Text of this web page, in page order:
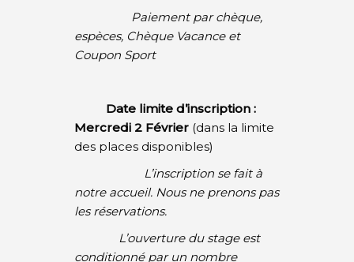
Paiement par chèque,
espèces, Chèque Vacance et
Coupon Sport
Date limite d’inscription :
Mercredi 2 Février (dans la limite
des places disponibles)
L’inscription se fait à
notre accueil. Nous ne prenons pas
les réservations.
L’ouverture du stage est
conditionné par un nombre